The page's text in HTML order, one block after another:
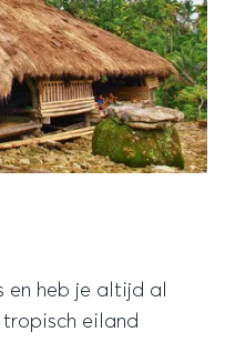
en heb je altijd al
tropisch eiland